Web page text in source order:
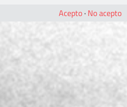
Acepto · No acepto